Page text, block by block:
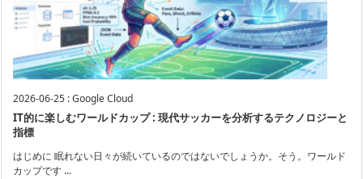
2026-06-25 :Google Cloud
IT的に楽しむワールドカップ : 現代サッカーを分析するテクノロジーと
指標
はじめに 眠れない日々が続いているのではないでしょうか。そう。ワールド
カップです ...